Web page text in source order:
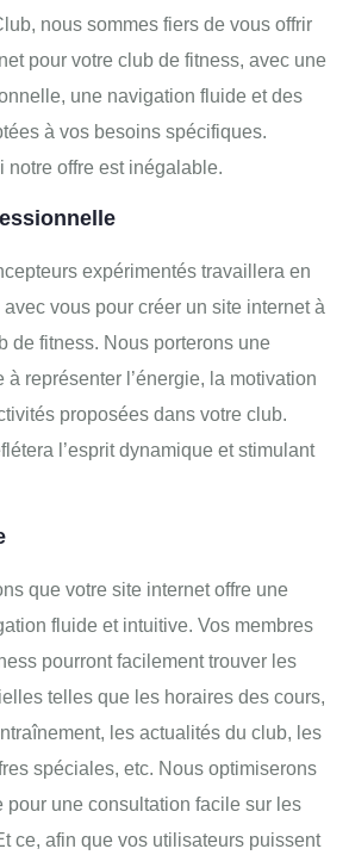
nous sommes fiers de vous offrir
pour votre club de fitness, avec une
une navigation fluide et des
à vos besoins spécifiques.
notre offre est inégalable.
expérimentés travaillera en
vous pour créer un site internet à
de fitness. Nous porterons une
représenter l’énergie, la motivation
proposées dans votre club.
l’esprit dynamique et stimulant
que votre site internet offre une
fluide et intuitive. Vos membres
pourront facilement trouver les
telles que les horaires des cours,
les actualités du club, les
spéciales, etc. Nous optimiserons
pour une consultation facile sur les
ce, afin que vos utilisateurs puissent